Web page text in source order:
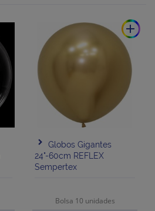
add
Globos Gigantes
24"-60cm REFLEX
Sempertex
Bolsa 10 unidades